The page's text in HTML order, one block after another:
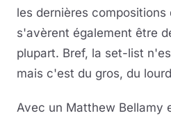
les dernières compositions
s'avèrent également être
plupart. Bref, la set-list
mais c'est du gros, du
Avec un Matthew Bellamy